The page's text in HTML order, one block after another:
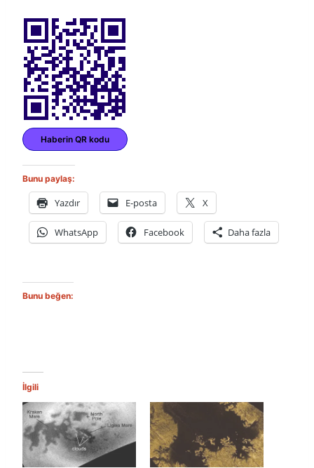
Haberin QR kodu
Bunu paylaş:
Yazdır E-posta X
WhatsApp Facebook Daha fazla
Bunu beğen:
İlgili